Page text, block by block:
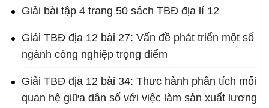
Giải bài tập 4 trang 50 sách TBĐ địa lí 12
Giải TBĐ địa 12 bài 27: Vấn đề phát triển một số
ngành công nghiệp trọng điểm
Giải TBĐ địa 12 bài 34: Thưc hành phân tích mối
quan hệ giữa dân số với việc làm sản xuất lương